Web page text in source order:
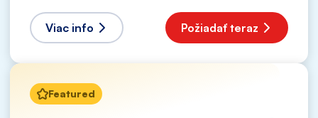
Viac info Požiadať teraz
Featured